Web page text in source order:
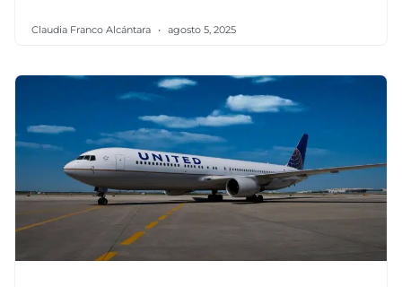
Claudia Franco Alcántara agosto 5, 2025